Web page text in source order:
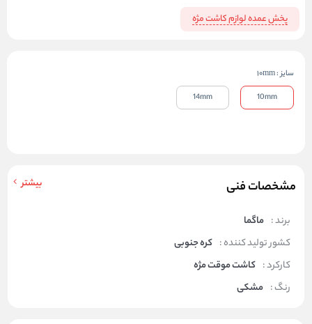
مشخصات فنی بیشتر
برند : ماگما
کشور تولید کننده : کره جنوبی
کارکرد : کاشت موقت مژه
رنگ : مشکی
پخش عمده لوازم کاشت مژه
سایز :
10mm
10mm
14mm